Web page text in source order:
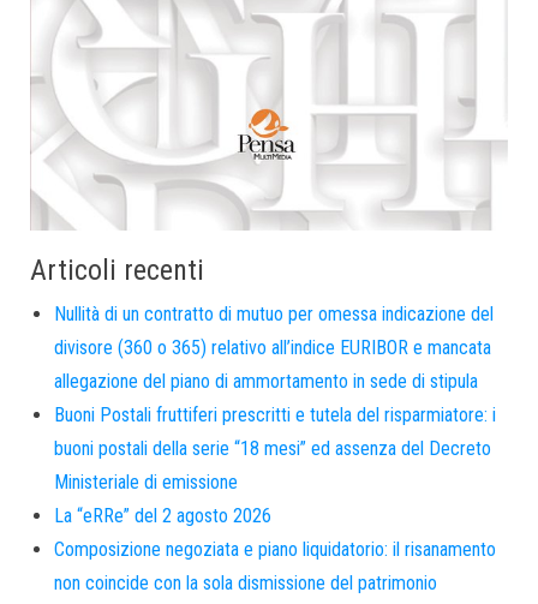
Articoli recenti
Nullità di un contratto di mutuo per omessa indicazione del
divisore (360 o 365) relativo all’indice EURIBOR e mancata
allegazione del piano di ammortamento in sede di stipula
Buoni Postali fruttiferi prescritti e tutela del risparmiatore: i
buoni postali della serie “18 mesi” ed assenza del Decreto
Ministeriale di emissione
La “eRRe” del 2 agosto 2026
Composizione negoziata e piano liquidatorio: il risanamento
non coincide con la sola dismissione del patrimonio